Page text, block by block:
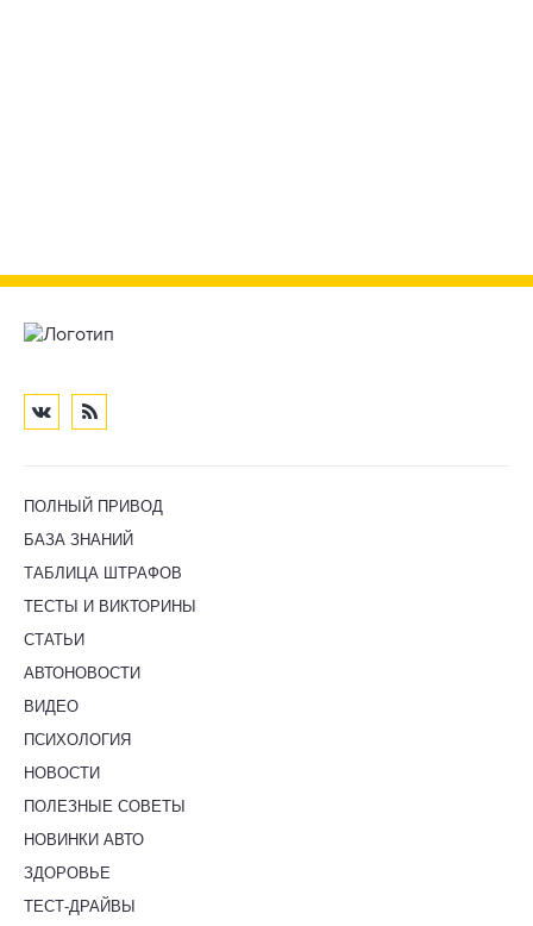
ПОЛНЫЙ ПРИВОД
БАЗА ЗНАНИЙ
ТАБЛИЦА ШТРАФОВ
ТЕСТЫ И ВИКТОРИНЫ
СТАТЬИ
АВТОНОВОСТИ
ВИДЕО
ПСИХОЛОГИЯ
НОВОСТИ
ПОЛЕЗНЫЕ СОВЕТЫ
НОВИНКИ АВТО
ЗДОРОВЬЕ
ТЕСТ-ДРАЙВЫ